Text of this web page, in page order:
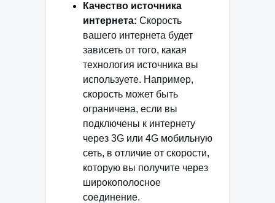
Качество источника
интернета: Скорость
вашего интернета будет
зависеть от того, какая
технология источника вы
используете. Например,
скорость может быть
ограничена, если вы
подключены к интернету
через 3G или 4G мобильную
сеть, в отличие от скорости,
которую вы получите через
широкополосное
соединение.